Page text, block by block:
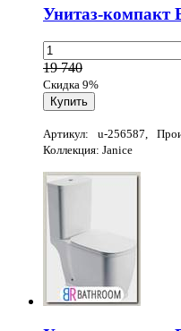
Унитаз-компакт
19 740
Скидка 9%
Артикул: u-256587,
Коллекция: Janice